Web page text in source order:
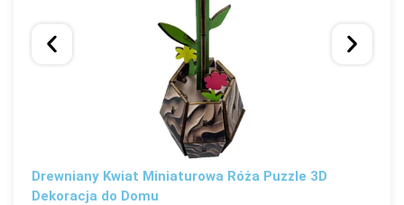
Drewniany Kwiat Miniaturowa Róża Puzzle 3D
Dekoracja do Domu